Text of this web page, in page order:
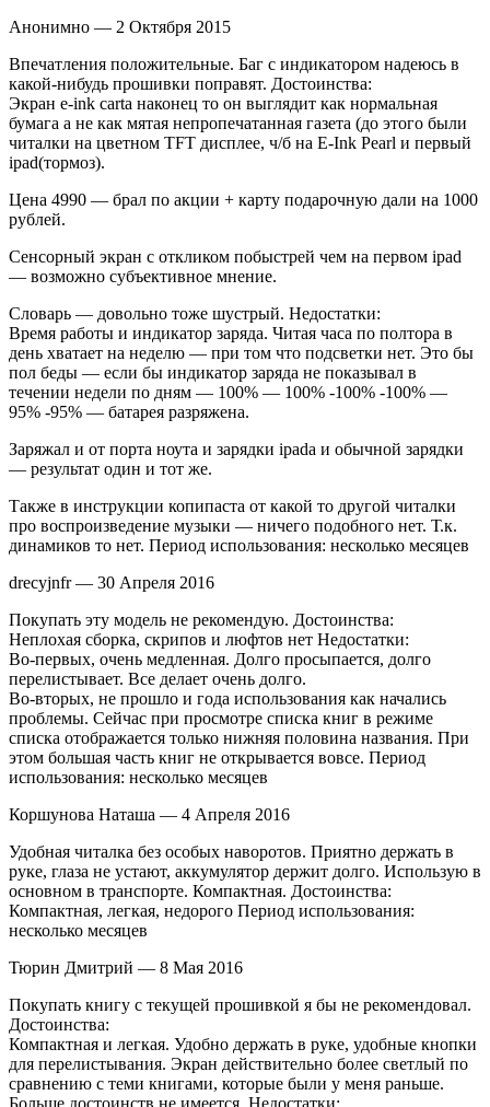
Анонимно — 2 Октября 2015
Впечатления положительные. Баг с индикатором надеюсь в
какой-нибудь прошивки поправят. Достоинства:
Экран e-ink carta наконец то он выглядит как нормальная
бумага а не как мятая непропечатанная газета (до этого были
читалки на цветном TFT дисплее, ч/б на E-Ink Pearl и первый
ipad(тормоз).
Цена 4990 — брал по акции + карту подарочную дали на 1000
рублей.
Сенсорный экран с откликом побыстрей чем на первом ipad
— возможно субъективное мнение.
Словарь — довольно тоже шустрый. Недостатки:
Время работы и индикатор заряда. Читая часа по полтора в
день хватает на неделю — при том что подсветки нет. Это бы
пол беды — если бы индикатор заряда не показывал в
течении недели по дням — 100% — 100% -100% -100% —
95% -95% — батарея разряжена.
Заряжал и от порта ноута и зарядки ipada и обычной зарядки
— результат один и тот же.
Также в инструкции копипаста от какой то другой читалки
про воспроизведение музыки — ничего подобного нет. Т.к.
динамиков то нет. Период использования: несколько месяцев
drecyjnfr — 30 Апреля 2016
Покупать эту модель не рекомендую. Достоинства:
Неплохая сборка, скрипов и люфтов нет Недостатки:
Во-первых, очень медленная. Долго просыпается, долго
перелистывает. Все делает очень долго.
Во-вторых, не прошло и года использования как начались
проблемы. Сейчас при просмотре списка книг в режиме
списка отображается только нижняя половина названия. При
этом большая часть книг не открывается вовсе. Период
использования: несколько месяцев
Коршунова Наташа — 4 Апреля 2016
Удобная читалка без особых наворотов. Приятно держать в
руке, глаза не устают, аккумулятор держит долго. Использую в
основном в транспорте. Компактная. Достоинства:
Компактная, легкая, недорого Период использования:
несколько месяцев
Тюрин Дмитрий — 8 Мая 2016
Покупать книгу с текущей прошивкой я бы не рекомендовал.
Достоинства:
Компактная и легкая. Удобно держать в руке, удобные кнопки
для перелистывания. Экран действительно более светлый по
сравнению с теми книгами, которые были у меня раньше.
Больше достоинств не имеется. Недостатки: